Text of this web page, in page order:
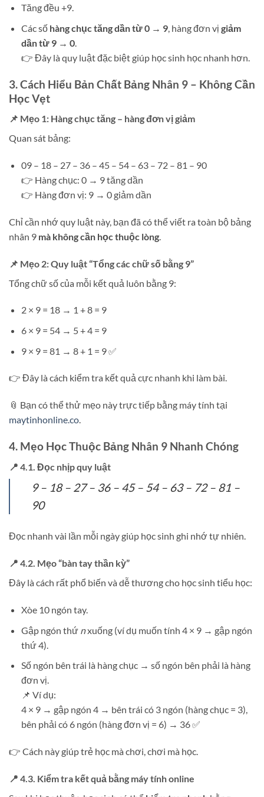
Tăng đều +9.
Các số hàng chục tăng dần từ 0 → 9, hàng đơn vị giảm
dần từ 9 → 0.
👉 Đây là quy luật đặc biệt giúp học sinh học nhanh hơn.
3. Cách Hiểu Bản Chất Bảng Nhân 9 – Không Cần
Học Vẹt
📌 Mẹo 1: Hàng chục tăng – hàng đơn vị giảm
Quan sát bảng:
09 – 18 – 27 – 36 – 45 – 54 – 63 – 72 – 81 – 90
👉 Hàng chục: 0 → 9 tăng dần
👉 Hàng đơn vị: 9 → 0 giảm dần
Chỉ cần nhớ quy luật này, bạn đã có thể viết ra toàn bộ bảng
nhân 9 mà không cần học thuộc lòng
📌 Mẹo 2: Quy luật “Tổng các chữ số bằng 9”
Tổng chữ số của mỗi kết quả luôn bằng 9:
2 × 9 = 18 → 1 + 8 = 9
6 × 9 = 54 → 5 + 4 = 9
9 × 9 = 81 → 8 + 1 = 9 ✅
👉 Đây là cách kiểm tra kết quả cực nhanh khi làm bài.
📎 Bạn có thể thử mẹo này trực tiếp bằng máy tính tại
maytinhonline.co.
4. Mẹo Học Thuộc Bảng Nhân 9 Nhanh Chóng
📍 4.1. Đọc nhịp quy luật
9 – 18 – 27 – 36 – 45 – 54 – 63 – 72 – 81 –
90
Đọc nhanh vài lần mỗi ngày giúp học sinh ghi nhớ tự nhiên.
📍 4.2. Mẹo “bàn tay thần kỳ”
Đây là cách rất phổ biến và dễ thương cho học sinh tiểu học:
Xòe 10 ngón tay.
Gập ngón thứ nxuống (ví dụ muốn tính 4 × 9 → gập ngón
thứ 4).
Số ngón bên trái là hàng chục → số ngón bên phải là hàng
đơn vị.
📌 Ví dụ:
4 × 9 → gập ngón 4 → bên trái có 3 ngón (hàng chục = 3),
bên phải có 6 ngón (hàng đơn vị = 6) → 36 ✅
👉 Cách này giúp trẻ học mà chơi, chơi mà học.
📍 4.3. Kiểm tra kết quả bằng máy tính online